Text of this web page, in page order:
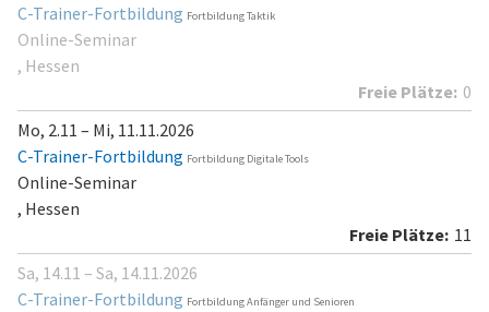
C-Trainer-Fortbildung Fortbildung Taktik
Online-Seminar
, Hessen
0
Mo, 2.11 – Mi, 11.11.2026
C-Trainer-Fortbildung Fortbildung Digitale Tools
Online-Seminar
, Hessen
11
Sa, 14.11 – Sa, 14.11.2026
C-Trainer-Fortbildung Fortbildung Anfänger und Senioren